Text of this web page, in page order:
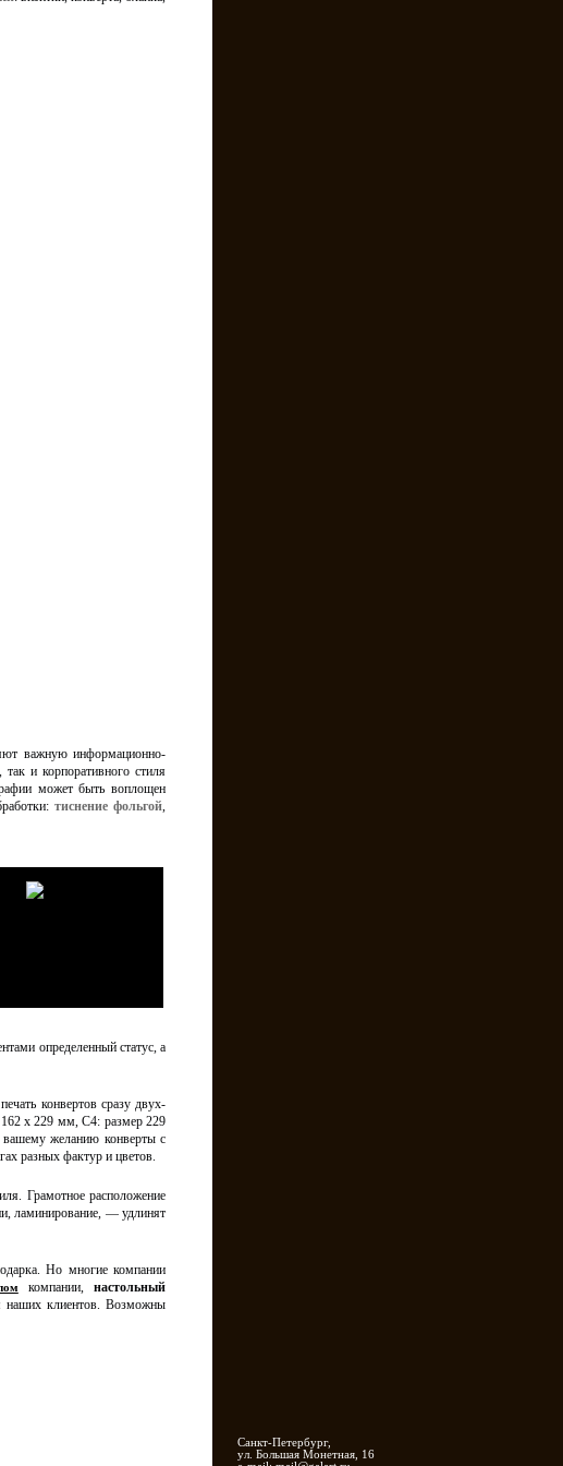
важную информационно-
и корпоративного стиля
может быть воплощен
тиснение фольгой,
определенный статус, а
конвертов сразу двух-
162 х 229 мм, С4: размер 229
желанию конверты с
разных фактур и цветов.
Грамотное расположение
ламинирование, — удлинят
Но многие компании
компании,настольный
наших клиентов. Возможны
Санкт-Петербург,
ул. Большая Монетная, 16